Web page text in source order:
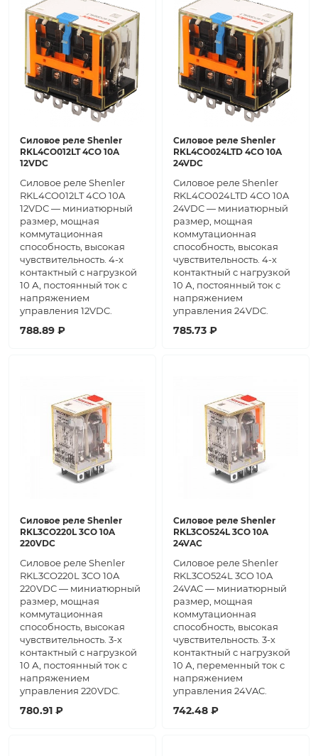
Силовое реле Shenler
RKL4CO012LT 4CO 10A
12VDC
Силовое реле Shenler
RKL4CO012LT 4CO 10A
12VDC — миниатюрный
размер, мощная
коммутационная
способность, высокая
чувствительность. 4-х
контактный с нагрузкой
10 А, постоянный ток с
напряжением
управления 12VDC.
788.89 ₽
Силовое реле Shenler
RKL4CO024LTD 4CO 10A
24VDC
Силовое реле Shenler
RKL4CO024LTD 4CO 10A
24VDC — миниатюрный
размер, мощная
коммутационная
способность, высокая
чувствительность. 4-х
контактный с нагрузкой
10 А, постоянный ток с
напряжением
управления 24VDC.
785.73 ₽
Силовое реле Shenler
RKL3CO220L 3CO 10A
220VDC
Силовое реле Shenler
RKL3CO220L 3CO 10A
220VDC — миниатюрный
размер, мощная
коммутационная
способность, высокая
чувствительность. 3-х
контактный с нагрузкой
10 А, постоянный ток с
напряжением
управления 220VDC.
780.91 ₽
Силовое реле Shenler
RKL3CO524L 3CO 10A
24VAC
Силовое реле Shenler
RKL3CO524L 3CO 10A
24VAC — миниатюрный
размер, мощная
коммутационная
способность, высокая
чувствительность. 3-х
контактный с нагрузкой
10 А, переменный ток с
напряжением
управления 24VAC.
742.48 ₽